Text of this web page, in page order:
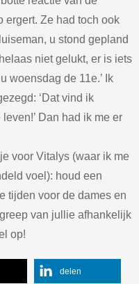
ergert. Ze had toch ook
u stond gepland
niet gelukt, er is iets
woensdag de 11e.’ Ik
‘Dat vind ik
Dan had ik me er
voor Vitalys (waar ik me
voel): houd een
tijden voor de dames en
van jullie afhankelijk
op!
delen